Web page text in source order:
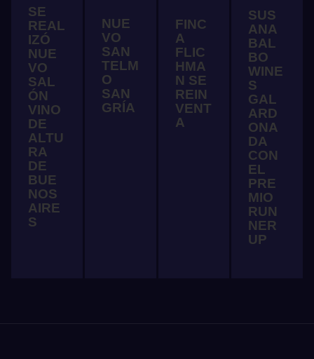
SE
REAL
IZÓ
NUE
VO
SAL
ÓN
VINO
DE
ALTU
RA
DE
BUE
NOS
AIRE
S
NUE
VO
SAN
TELM
O
SAN
GRÍA
FINC
A
FLIC
HMA
N SE
REIN
VENT
A
SUS
ANA
BAL
BO
WINE
S
GAL
ARD
ONA
DA
CON
EL
PRE
MIO
RUN
NER
UP